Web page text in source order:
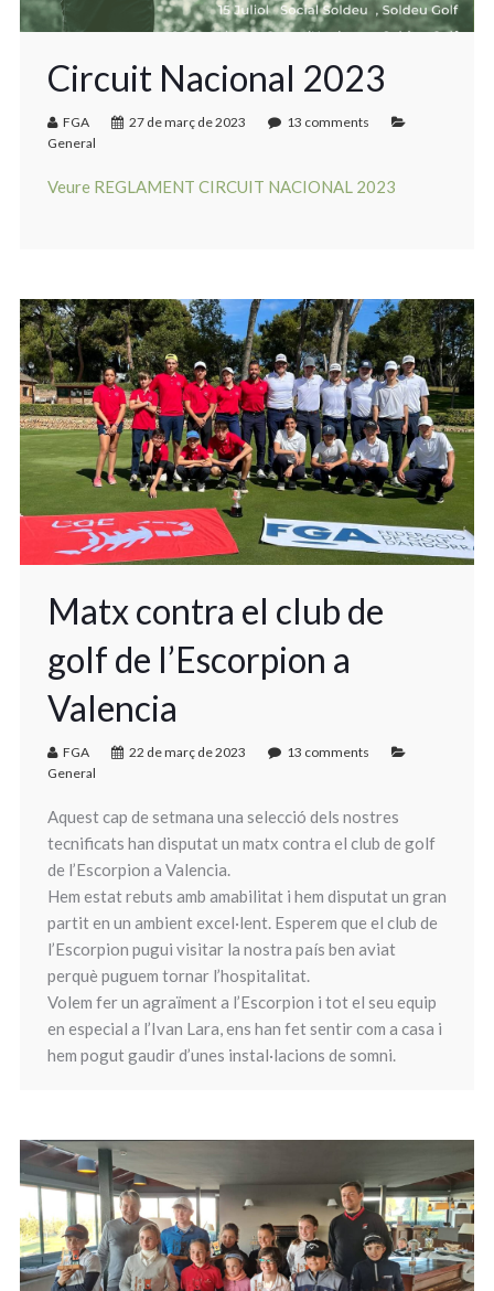
Circuit Nacional 2023
FGA 27 de març de 2023
13 comments
General
Veure REGLAMENT CIRCUIT NACIONAL 2023
Matx contra el club de
golf de l’Escorpion a
Valencia
FGA 22 de març de 2023
13 comments
General
Aquest cap de setmana una selecció dels nostres
tecnificats han disputat un matx contra el club de golf
de l’Escorpion a Valencia.
Hem estat rebuts amb amabilitat i hem disputat un gran
partit en un ambient excel·lent. Esperem que el club de
l’Escorpion pugui visitar la nostra país ben aviat
perquè puguem tornar l’hospitalitat.
Volem fer un agraïment a l’Escorpion i tot el seu equip
en especial a l’Ivan Lara, ens han fet sentir com a casa i
hem pogut gaudir d’unes instal·lacions de somni.